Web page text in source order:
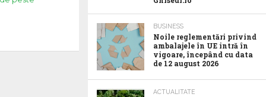
BUSINESS
Noile reglementări privind
ambalajele în UE intră în
vigoare, începând cu data
de 12 august 2026
ACTUALITATE